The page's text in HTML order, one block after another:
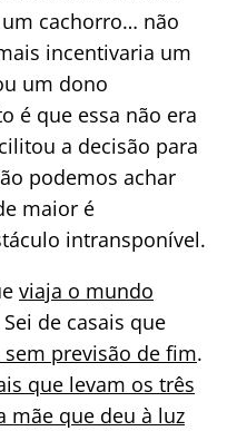
cachorro… não
incentivaria um
um dono
é que essa não era
a decisão para
podemos achar
maior é
intransponível.
viaja o mundo
Sei de casais que
previsão de fim.
que levam os três
mãe que deu à luz